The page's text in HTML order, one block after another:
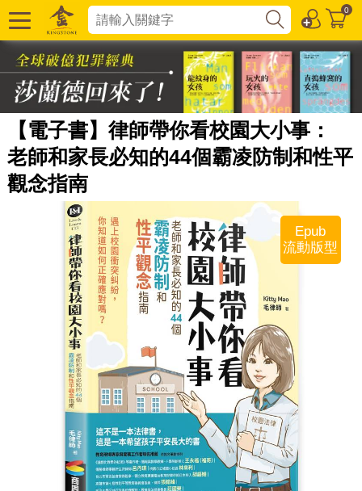
0
【電子書】律師帶你看校園大小事：
老師和家長必知的44個霸凌防制和性平
觀念指南
Epub
流動版型